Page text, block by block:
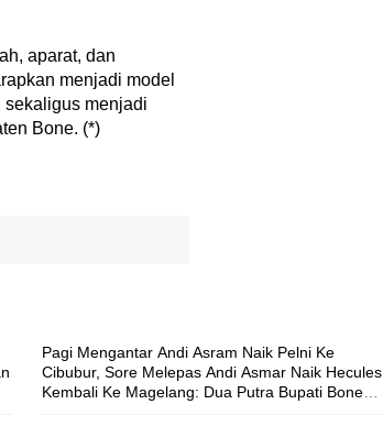
aparat, dan
menjadi model
sekaligus menjadi
Bone. (*)
Pagi Mengantar Andi Asram Naik Pelni Ke
Cibubur, Sore Melepas Andi Asmar Naik Hecules
Kembali Ke Magelang: Dua Putra Bupati Bone